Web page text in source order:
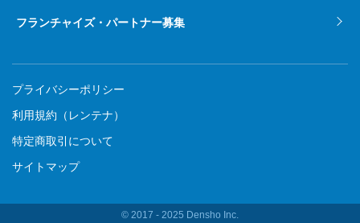
フランチャイズ・パートナー募集
プライバシーポリシー
利用規約（レンテナ）
特定商取引について
サイトマップ
© 2017 ‐ 2025 Densho Inc.